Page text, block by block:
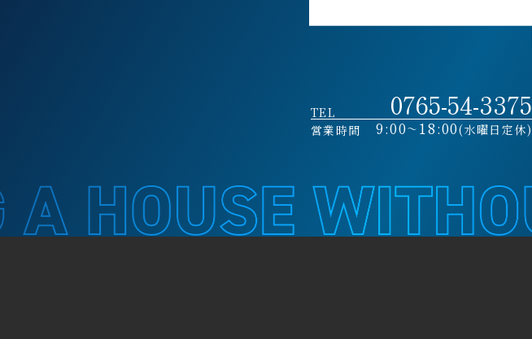
TEL 0765-54-3375
営業時間 9:00~18:00(水曜日定休)